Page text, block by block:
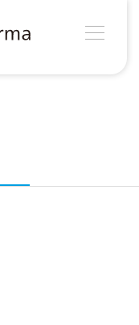
Nitto Pharma